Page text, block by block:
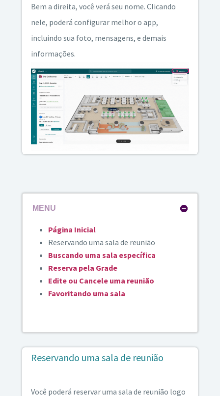
Bem a direita, você verá seu nome. Clicando
nele, poderá configurar melhor o app,
incluindo sua foto, mensagens, e demais
informações.
MENU
Página Inicial
Reservando uma sala de reunião
Buscando uma sala específica
Reserva pela Grade
Edite ou Cancele uma reunião
Favoritando uma sala
Reservando uma sala de reunião
Você poderá reservar uma sala de reunião logo